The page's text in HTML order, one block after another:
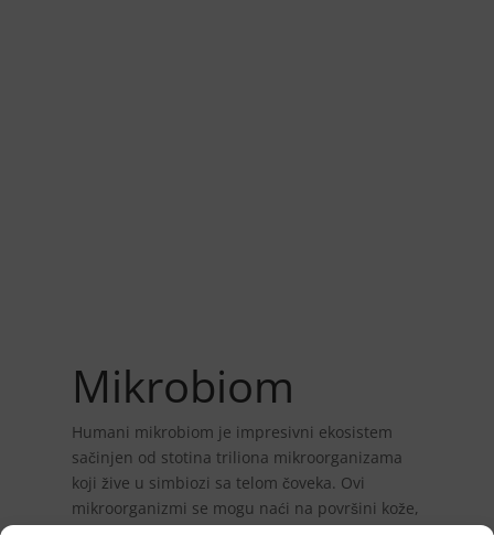
Mikrobiom
Humani mikrobiom je impresivni ekosistem
sačinjen od stotina triliona mikroorganizama
koji žive u simbiozi sa telom čoveka. Ovi
mikroorganizmi se mogu naći na površini kože,